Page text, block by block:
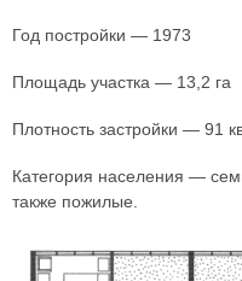
Год постройки — 1973
Площадь участка — 13,2 га
Плотность застройки — 91
Категория населения —
также пожилые.